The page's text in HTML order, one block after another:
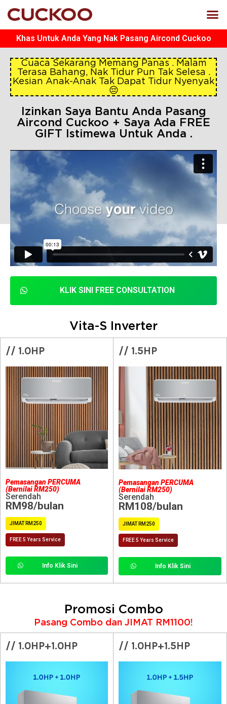
Khas Untuk Anda Yang Nak Pasang Aircond Cuckoo
Cuaca Sekarang Memang Panas . Malam
Terasa Bahang, Nak Tidur Pun Tak Selesa .
Kesian Anak-Anak Tak Dapat Tidur Nyenyak
😔
Izinkan Saya Bantu Anda Pasang
Aircond Cuckoo + Saya Ada FREE
GIFT Istimewa Untuk Anda .
KLIK SINI FREE CONSULTATION
Vita-S Inverter
// 1.0HP
Pemasangan PERCUMA
(Bernilai RM250)
Serendah
RM98/bulan
JIMAT RM250
FREE 5 Years Service
Info Klik Sini
// 1.5HP
Pemasangan PERCUMA
(Bernilai RM250)
Serendah
RM108/bulan
JIMAT RM250
FREE 5 Years Service
Info Klik Sini
Promosi Combo
Pasang Combo dan JIMAT RM1100!
// 1.0HP+1.0HP // 1.0HP+1.5HP